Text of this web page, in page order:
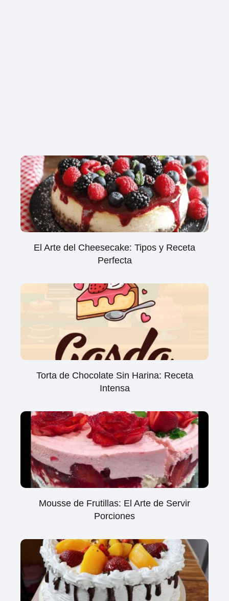
El Arte del Cheesecake: Tipos y Receta
Perfecta
Torta de Chocolate Sin Harina: Receta
Intensa
Mousse de Frutillas: El Arte de Servir
Porciones